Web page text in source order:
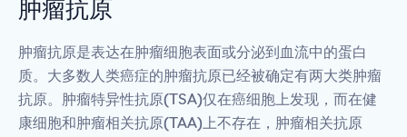
肿瘤抗原
肿瘤抗原是表达在肿瘤细胞表面或分泌到血流中的蛋白
质。大多数人类癌症的肿瘤抗原已经被确定有两大类肿瘤
抗原。肿瘤特异性抗原(TSA)仅在癌细胞上发现，而在健
康细胞和肿瘤相关抗原(TAA)上不存在，肿瘤相关抗原